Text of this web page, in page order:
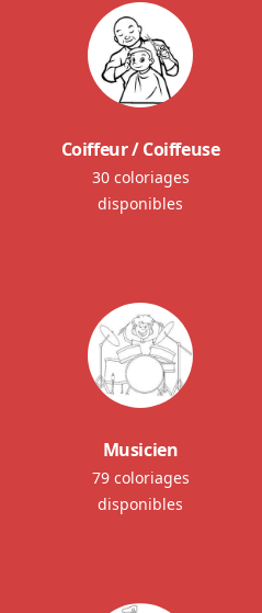
Coiffeur / Coiffeuse
30 coloriages
disponibles
Musicien
79 coloriages
disponibles